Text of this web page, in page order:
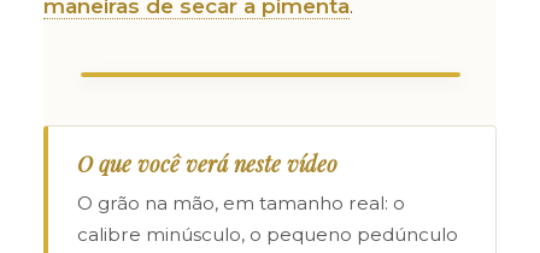
maneiras de secar a pimenta.
O que você verá neste vídeo
O grão na mão, em tamanho real: o
calibre minúsculo, o pequeno pedúnculo